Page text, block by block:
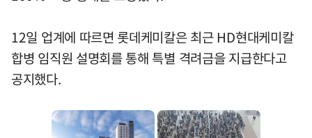
12일 업계에 따르면 롯데케미칼은 최근 HD현대케미칼
합병 임직원 설명회를 통해 특별 격려금을 지급한다고
공지했다.